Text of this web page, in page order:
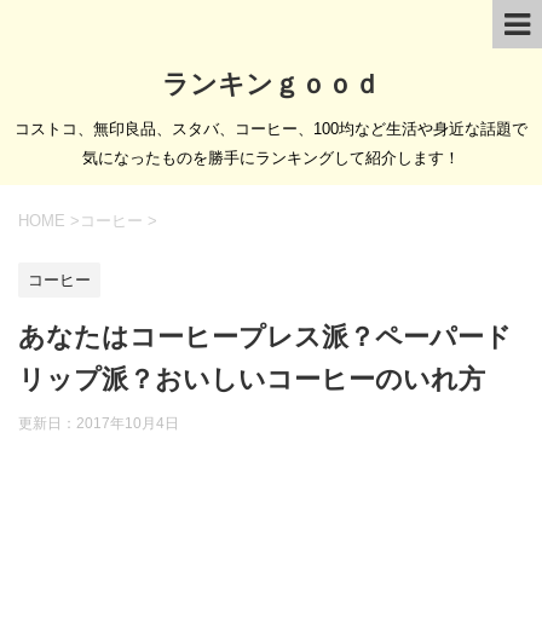
ランキンｇｏｏｄ
コストコ、無印良品、スタバ、コーヒー、100均など生活や身近な話題で
気になったものを勝手にランキングして紹介します！
HOME > コーヒー >
コーヒー
あなたはコーヒープレス派？ペーパード
リップ派？おいしいコーヒーのいれ方
更新日： 2017年10月4日